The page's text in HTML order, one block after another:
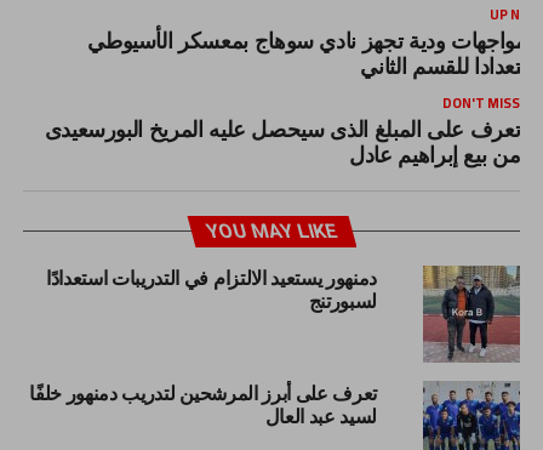
UP
4 مواجهات ودية تجهز نادي سوهاج بمعسكر الأسيوطي
للقسم الثاني
DON'T MISS
تعرف على المبلغ الذى سيحصل عليه المريخ البورسعيدى
من بيع إبراهيم عادل
YOU MAY LIKE
دمنهور يستعيد الالتزام في التدريبات استعدادًا
لسبورتنج
تعرف على أبرز المرشحين لتدريب دمنهور خلفًا
لسيد عبد العال